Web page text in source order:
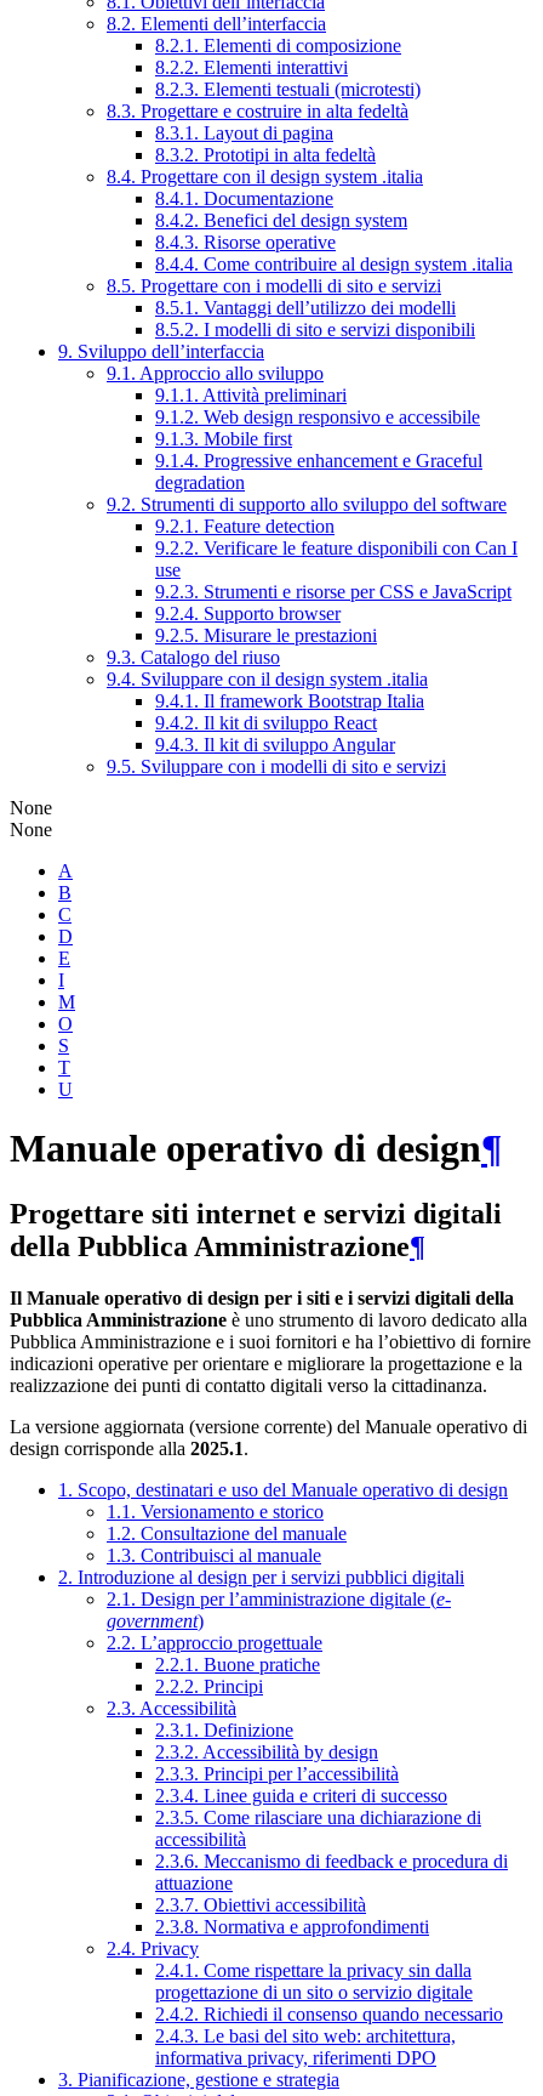
8.2. Elementi dell’interfaccia
8.2.1. Elementi di composizione
8.2.2. Elementi interattivi
8.2.3. Elementi testuali (microtesti)
8.3. Progettare e costruire in alta fedeltà
8.3.1. Layout di pagina
8.3.2. Prototipi in alta fedeltà
8.4. Progettare con il design system .italia
8.4.1. Documentazione
8.4.2. Benefici del design system
8.4.3. Risorse operative
8.4.4. Come contribuire al design system .italia
8.5. Progettare con i modelli di sito e servizi
8.5.1. Vantaggi dell’utilizzo dei modelli
8.5.2. I modelli di sito e servizi disponibili
9. Sviluppo dell’interfaccia
9.1. Approccio allo sviluppo
9.1.1. Attività preliminari
9.1.2. Web design responsivo e accessibile
9.1.3. Mobile first
9.1.4. Progressive enhancement e Graceful
degradation
9.2. Strumenti di supporto allo sviluppo del software
9.2.1. Feature detection
9.2.2. Verificare le feature disponibili con Can I
use
9.2.3. Strumenti e risorse per CSS e JavaScript
9.2.4. Supporto browser
9.2.5. Misurare le prestazioni
9.3. Catalogo del riuso
9.4. Sviluppare con il design system .italia
9.4.1. Il framework Bootstrap Italia
9.4.2. Il kit di sviluppo React
9.4.3. Il kit di sviluppo Angular
9.5. Sviluppare con i modelli di sito e servizi
None
None
A
B
C
D
E
I
M
O
S
T
U
Manuale operativo di design¶
Progettare siti internet e servizi digitali
della Pubblica Amministrazione¶
Il Manuale operativo di design per i siti e i servizi digitali della
Pubblica Amministrazione è uno strumento di lavoro dedicato alla
Pubblica Amministrazione e i suoi fornitori e ha l’obiettivo di fornire
indicazioni operative per orientare e migliorare la progettazione e la
realizzazione dei punti di contatto digitali verso la cittadinanza.
La versione aggiornata (versione corrente) del Manuale operativo di
design corrisponde alla 2025.1.
1. Scopo, destinatari e uso del Manuale operativo di design
1.1. Versionamento e storico
1.2. Consultazione del manuale
1.3. Contribuisci al manuale
2. Introduzione al design per i servizi pubblici digitali
2.1. Design per l’amministrazione digitale (e-
government)
2.2. L’approccio progettuale
2.2.1. Buone pratiche
2.2.2. Principi
2.3. Accessibilità
2.3.1. Definizione
2.3.2. Accessibilità by design
2.3.3. Principi per l’accessibilità
2.3.4. Linee guida e criteri di successo
2.3.5. Come rilasciare una dichiarazione di
accessibilità
2.3.6. Meccanismo di feedback e procedura di
attuazione
2.3.7. Obiettivi accessibilità
2.3.8. Normativa e approfondimenti
2.4. Privacy
2.4.1. Come rispettare la privacy sin dalla
progettazione di un sito o servizio digitale
2.4.2. Richiedi il consenso quando necessario
2.4.3. Le basi del sito web: architettura,
informativa privacy, riferimenti DPO
3. Pianificazione, gestione e strategia